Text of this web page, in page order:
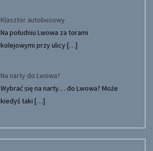
Klasztor autobusowy
Na południu Lwowa za torami
kolejowymi przy ulicy[…]
Na narty do Lwowa?
Wybrać się na narty… do Lwowa? Może
kiedyś taki […]